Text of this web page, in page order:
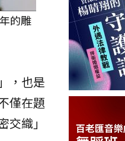
的雕
，也是
僅在題
織」